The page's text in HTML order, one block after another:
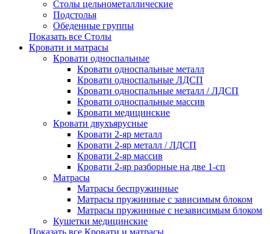
Столы цельнометаллические
Подстолья
Обеденные группы
Показать все Столы
Кровати и матрасы
Кровати односпальные
Кровати односпальные металл
Кровати односпальные ЛДСП
Кровати односпальные металл / ЛДСП
Кровати односпальные массив
Кровати медицинские
Кровати двухъярусные
Кровати 2-яр металл
Кровати 2-яр металл / ЛДСП
Кровати 2-яр массив
Кровати 2-яр разборные на две 1-сп
Матрасы
Матрасы беспружинные
Матрасы пружинные с зависимым блоком
Матрасы пружинные с независимым блоком
Кушетки медицинские
Показать все Кровати и матрасы